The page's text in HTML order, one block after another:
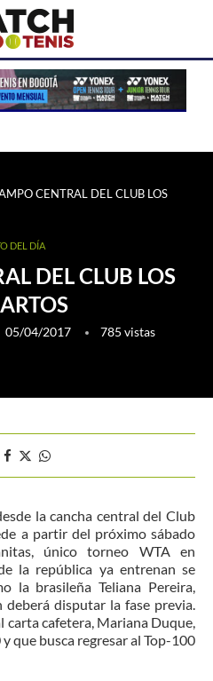
CENTRAL DEL CLUB LOS
DEL DÍA
DEL CLUB LOS
05/04/2017 785 vistas
la cancha central del Club
a partir del próximo sábado
único torneo WTA en
la república ya entrenan se
la brasileña Teliana Pereira,
disputar la fase previa.
carta cafetera, Mariana Duque,
que busca regresar al Top-100